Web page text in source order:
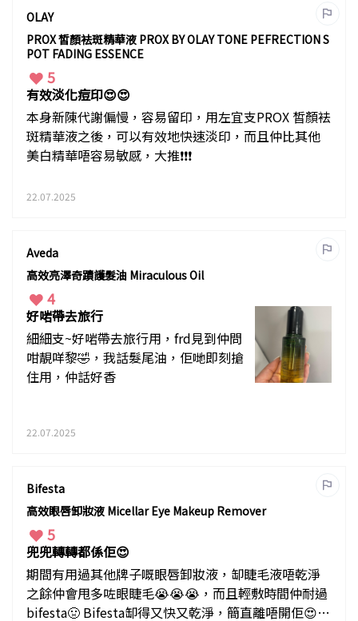
OLAY
PROX 皙顏袪斑精華液 PROX BY OLAY TONE PEFRECTION S
POT FADING ESSENCE
5
有效淡化痘印😍😍
本身新陳代謝偏慢，容易留印，用左宜支PROX 皙顏袪
斑精華液之後，可以有效地快速淡印，而且仲比其他
美白精華唔容易敏感，大推❗️❗️❗️
22.07.2025
Aveda
高效亮澤奇蹟護髮油 Miraculous Oil
4
好啱帶去旅行
細細支~好啱帶去旅行用，frd見到仲問
咁靚咩黎🤣，我話髮尾油，佢哋即刻搶
住用，仲話好香
22.07.2025
Bifesta
高效眼唇卸妝液 Micellar Eye Makeup Remover
5
兜兜轉轉都係佢😍
期間有用過其他牌子嘅眼唇卸妝液，缷睫毛液唔乾淨
之餘仲會甩多咗眼睫毛😭😭😭，而且輕敷時間仲耐過
bifesta🤢 Bifesta缷得又快又乾淨，簡直離唔開佢😍😍